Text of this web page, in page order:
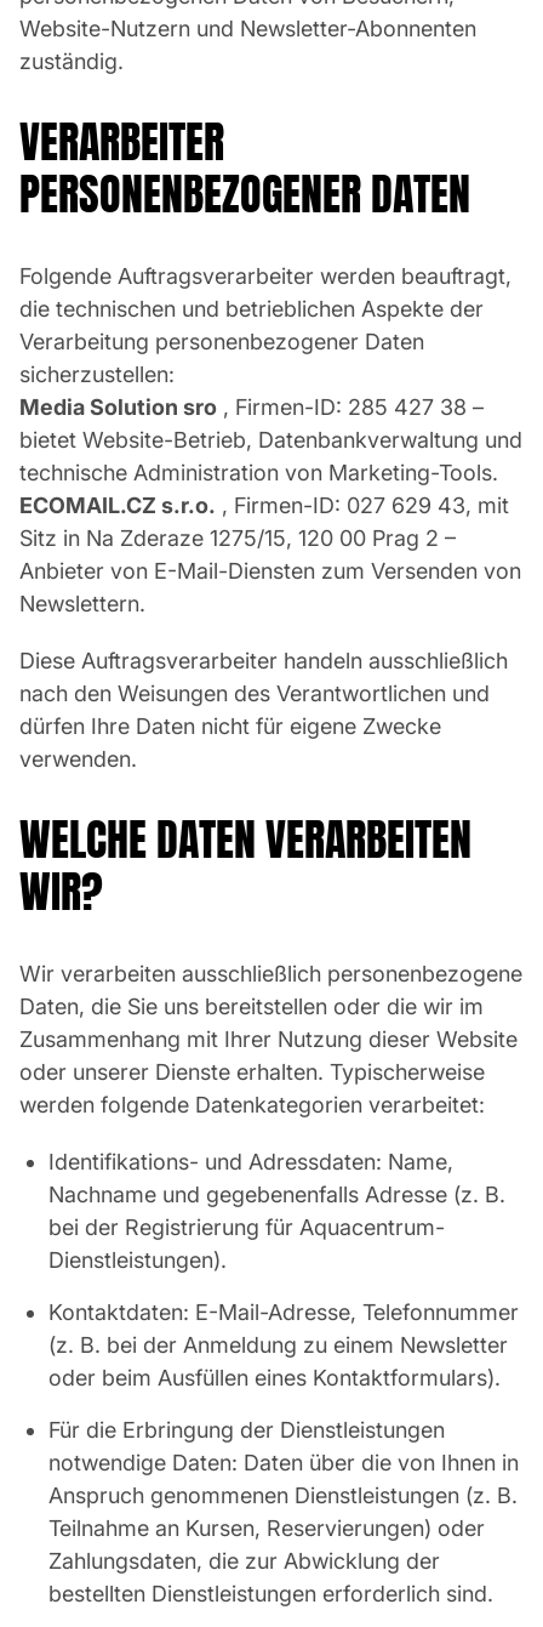
Website-Nutzern und Newsletter-Abonnenten
zuständig.
VERARBEITER
PERSONENBEZOGENER DATEN
Folgende Auftragsverarbeiter werden beauftragt,
die technischen und betrieblichen Aspekte der
Verarbeitung personenbezogener Daten
sicherzustellen:
Media Solution sro , Firmen-ID: 285 427 38 –
bietet Website-Betrieb, Datenbankverwaltung und
technische Administration von Marketing-Tools.
ECOMAIL.CZ s.r.o. , Firmen-ID: 027 629 43, mit
Sitz in Na Zderaze 1275/15, 120 00 Prag 2 –
Anbieter von E-Mail-Diensten zum Versenden von
Newslettern.
Diese Auftragsverarbeiter handeln ausschließlich
nach den Weisungen des Verantwortlichen und
dürfen Ihre Daten nicht für eigene Zwecke
verwenden.
WELCHE DATEN VERARBEITEN
WIR?
Wir verarbeiten ausschließlich personenbezogene
Daten, die Sie uns bereitstellen oder die wir im
Zusammenhang mit Ihrer Nutzung dieser Website
oder unserer Dienste erhalten. Typischerweise
werden folgende Datenkategorien verarbeitet:
Identifikations- und Adressdaten: Name,
Nachname und gegebenenfalls Adresse (z. B.
bei der Registrierung für Aquacentrum-
Dienstleistungen).
Kontaktdaten: E-Mail-Adresse, Telefonnummer
(z. B. bei der Anmeldung zu einem Newsletter
oder beim Ausfüllen eines Kontaktformulars).
Für die Erbringung der Dienstleistungen
notwendige Daten: Daten über die von Ihnen in
Anspruch genommenen Dienstleistungen (z. B.
Teilnahme an Kursen, Reservierungen) oder
Zahlungsdaten, die zur Abwicklung der
bestellten Dienstleistungen erforderlich sind.